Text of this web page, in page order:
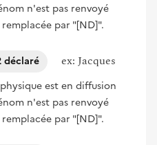
n'est pas renvoyé
par "[ND]".
déclaré ex: Jacques
est en diffusion
n'est pas renvoyé
par "[ND]".